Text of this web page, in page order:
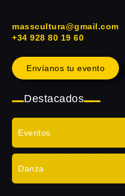
masscultura@gmail.com
+34 928 80 19 60
Envíanos tu evento
Destacados
Eventos
Danza